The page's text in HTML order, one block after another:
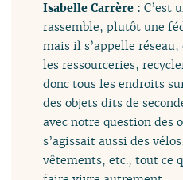
Isabelle Carrère :C’est
rassemble, plutôt une
mais il s’appelle
les ressourceries,
donc tous les endroits
des objets dits de
avec notre question des
s’agissait aussi des
vêtements, etc., tout ce